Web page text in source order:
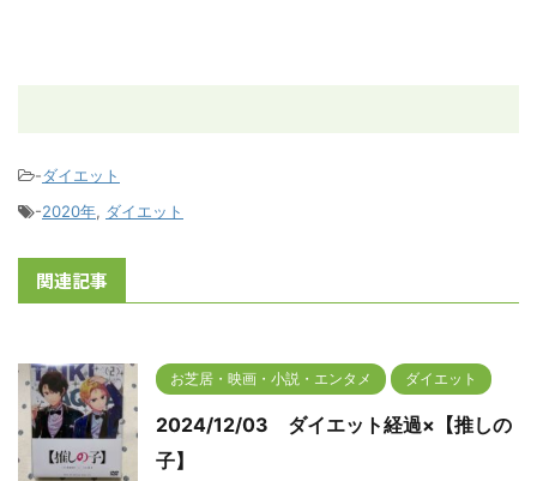
-ダイエット
-2020年, ダイエット
関連記事
お芝居・映画・小説・エンタメ ダイエット
2024/12/03 ダイエット経過×【推しの
子】